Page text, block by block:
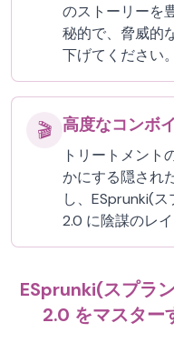
のストーリーを
秘的で、脅威的
下げてください。
🎬 高度なコンボ
トリートメント
かにする隠され
し、ESprunki(
2.0 に陰謀のレ
ESprunki(スプラ
2.0 をマスター